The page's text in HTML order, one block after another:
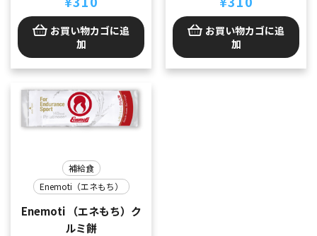
お買い物カゴに追
加
お買い物カゴに追
加
補給食
Enemoti（エネもち）
Enemoti （エネもち）ク
ルミ餅